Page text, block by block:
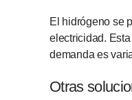
El hidrógeno se
electricidad.
demanda es
Otras